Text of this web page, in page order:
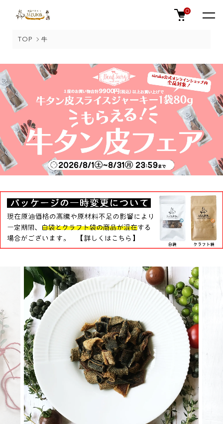
0
TOP 牛